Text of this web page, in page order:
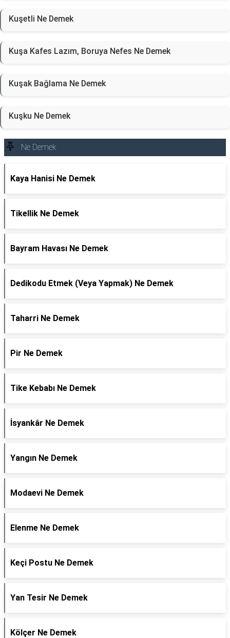
Kuşetli Ne Demek
Kuşa Kafes Lazım, Boruya Nefes Ne Demek
Kuşak Bağlama Ne Demek
Kuşku Ne Demek
Ne Demek
Kaya Hanisi Ne Demek
Tikellik Ne Demek
Bayram Havası Ne Demek
Dedikodu Etmek (Veya Yapmak) Ne Demek
Taharri Ne Demek
Pir Ne Demek
Tike Kebabı Ne Demek
İsyankâr Ne Demek
Yangın Ne Demek
Modaevi Ne Demek
Elenme Ne Demek
Keçi Postu Ne Demek
Yan Tesir Ne Demek
Kölçer Ne Demek